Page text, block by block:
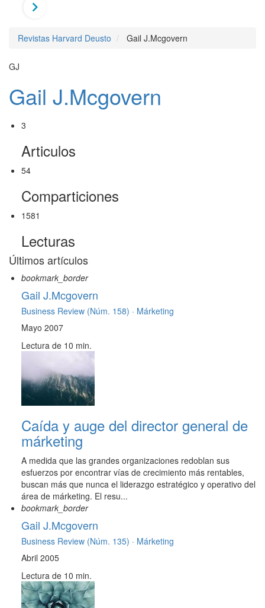
Revistas Harvard Deusto Gail J.Mcgovern
GJ
Gail J.Mcgovern
3
Articulos
54
Comparticiones
1581
Lecturas
Últimos artículos
bookmark_border
Gail J.Mcgovern
Business Review (Núm. 158) · Márketing
Mayo 2007
Lectura de 10 min.
Caída y auge del director general de
márketing
A medida que las grandes organizaciones redoblan sus
esfuerzos por encontrar vías de crecimiento más rentables,
buscan más que nunca el liderazgo estratégico y operativo del
área de márketing. El resu...
bookmark_border
Gail J.Mcgovern
Business Review (Núm. 135) · Márketing
Abril 2005
Lectura de 10 min.